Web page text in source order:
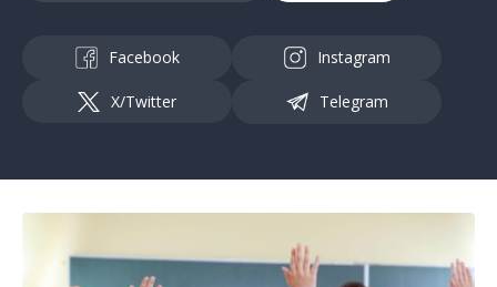
Facebook Instagram
X/Twitter Telegram